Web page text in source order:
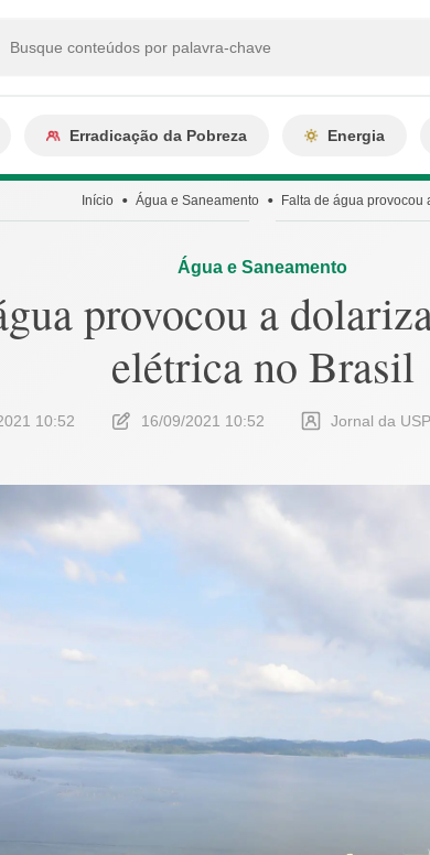
Erradicação da Pobreza Energia
Início Água e Saneamento Falta de água provocou
Água e Saneamento
provocou a
elétrica no Brasil
10:52 16/09/2021 10:52 Jornal da USP